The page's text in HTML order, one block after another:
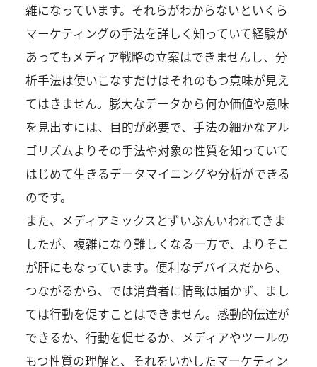
雑になっています。それらがわからないといくら
マーケティングの手法を詳しく知っていて経験が
あってもメディア戦略の立案はできませんし、分
析手法は使いこなすだけはそれのもつ意味が見え
てはきません。膨大なデータから何か価値や意味
を見出すには、目的が必要で、手法の細かなアル
ゴリズムよりその手法や対象の性質を知っていて
はじめて生きるデータマイニングや分析ができる
のです。
また、メディアミックスとずいぶんいわれてきま
したが、複雑になり難しくなる一方で、よりそこ
が肝にもなっています。便利なデバイスだから、
つながるから、では消費者に情報は届かず、まし
ては行動を促すことはできません。感動的伝達が
できるか、行動を促せるか、メディアやツールの
もつ性質の理解と、それをいかしたマーケティン